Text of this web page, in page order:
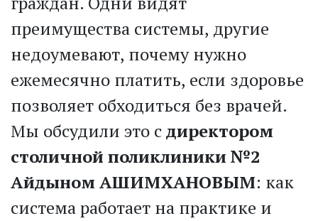
преимущества системы, другие
недоумевают, почему нужно
ежемесячно платить, если здоровье
позволяет обходиться без врачей.
Мы обсудили это с директором
столичной поликлиники №2
Айдыном АШИМХАНОВЫМ: как
система работает на практике и